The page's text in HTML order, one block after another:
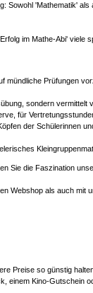
Sowohl 'Mathematik'
im Mathe-Abi' viele
mündliche Prüfungen
sondern vermittelt
für
der Schülerinnen
Sie die Faszination
Webshop als auch mit
Preise so günstig
einem Kino-Gutschein